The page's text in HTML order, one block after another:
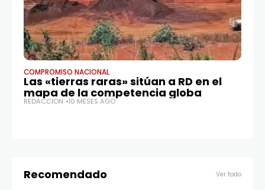
COMPROMISO NACIONAL
Las «tierras raras» sitúan a RD en el
mapa de la competencia globa
REDACCIÓN 10 MESES AGO
Recomendado Ver todo